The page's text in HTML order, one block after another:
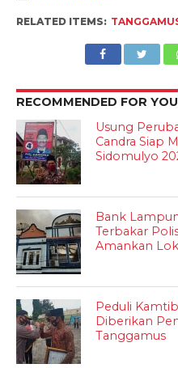
RELATED ITEMS:
RECOMMENDED FOR YOU
Usung
Candra Siap
Sidomulyo
Bank
Terbakar
Amankan
Peduli
Diberikan
Tanggamus